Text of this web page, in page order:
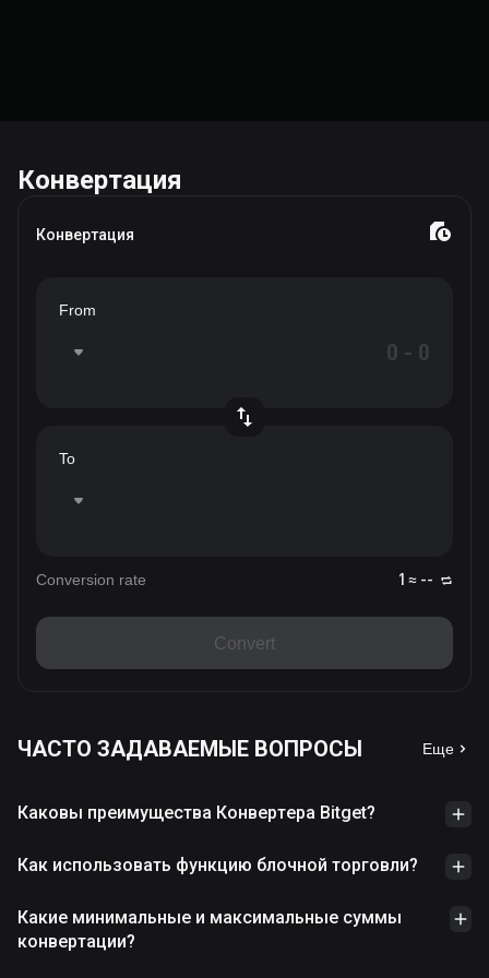
Конвертация
Конвертация
From
To
Conversion rate 1 ≈ --
Convert
ЧАСТО ЗАДАВАЕМЫЕ ВОПРОСЫ Еще
Каковы преимущества Конвертера Bitget?
Как использовать функцию блочной торговли?
Какие минимальные и максимальные суммы
конвертации?